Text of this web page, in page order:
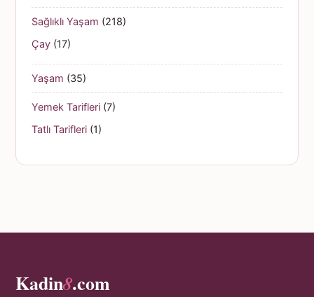
Sağlıklı Yaşam (218)
Çay (17)
Yaşam (35)
Yemek Tarifleri (7)
Tatlı Tarifleri (1)
Kadin8.com